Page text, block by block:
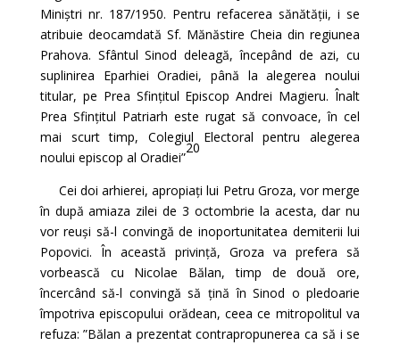
Miniștri nr. 187/1950. Pentru refacerea sănătății, i se
atribuie deocamdată Sf. Mănăstire Cheia din regiunea
Prahova. Sfântul Sinod deleagă, începând de azi, cu
suplinirea Eparhiei Oradiei, până la alegerea noului
titular, pe Prea Sfințitul Episcop Andrei Magieru. Înalt
Prea Sfințitul Patriarh este rugat să convoace, în cel
mai scurt timp, Colegiul Electoral pentru alegerea
noului episcop al Oradiei”
20
Cei doi arhierei, apropiați lui Petru Groza, vor merge
în după amiaza zilei de 3 octombrie la acesta, dar nu
vor reuși să-l convingă de inoportunitatea demiterii lui
Popovici. În această privință, Groza va prefera să
vorbească cu Nicolae Bălan, timp de două ore,
încercând să-l convingă să țină în Sinod o pledoarie
împotriva episcopului orădean, ceea ce mitropolitul va
refuza: ”Bălan a prezentat contrapropunerea ca să i se